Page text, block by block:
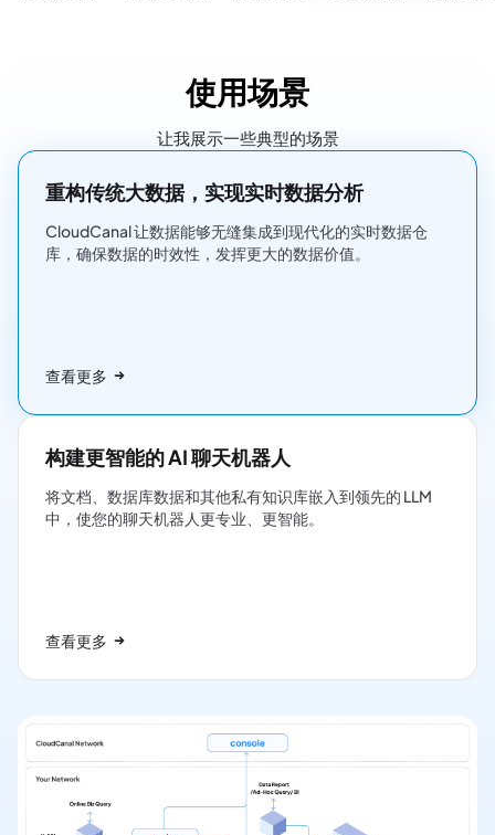
使用场景
让我展示一些典型的场景
重构传统大数据，实现实时数据分析
CloudCanal 让数据能够无缝集成到现代化的实时数据仓
库，确保数据的时效性，发挥更大的数据价值。
查看更多
构建更智能的 AI 聊天机器人
将文档、数据库数据和其他私有知识库嵌入到领先的 LLM
中，使您的聊天机器人更专业、更智能。
查看更多